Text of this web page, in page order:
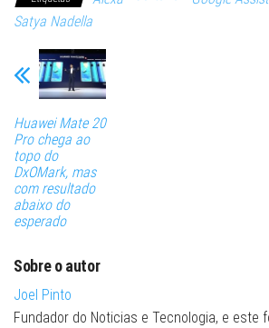
Satya Nadella
Huawei Mate 20
Pro chega ao
topo do
DxOMark, mas
com resultado
abaixo do
esperado
Sobre o autor
Joel Pinto
Fundador do Noticias e Tecnologia, e este